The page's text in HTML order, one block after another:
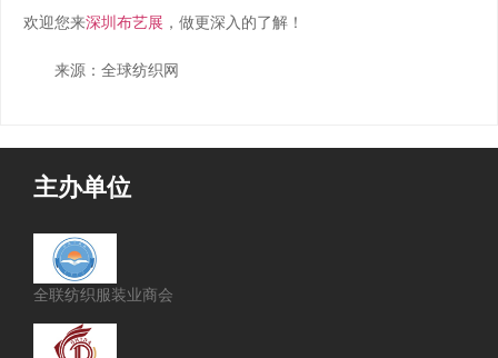
欢迎您来深圳布艺展 ，做更深入的了解！
来源：全球纺织网
主办单位
全联纺织服装业商会